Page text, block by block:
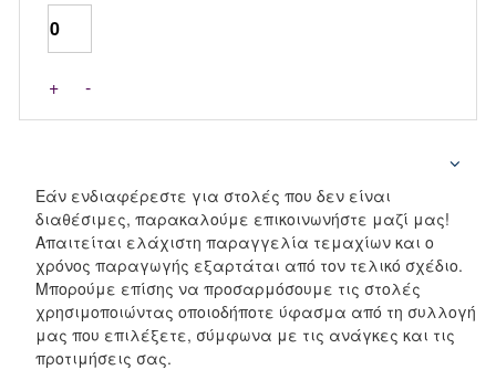
+ -
Εάν ενδιαφέρεστε για στολές που δεν είναι
διαθέσιμες, παρακαλούμε επικοινωνήστε μαζί μας!
Απαιτείται ελάχιστη παραγγελία τεμαχίων και ο
χρόνος παραγωγής εξαρτάται από τον τελικό σχέδιο.
Μπορούμε επίσης να προσαρμόσουμε τις στολές
χρησιμοποιώντας οποιοδήποτε ύφασμα από τη συλλογή
μας που επιλέξετε, σύμφωνα με τις ανάγκες και τις
προτιμήσεις σας.